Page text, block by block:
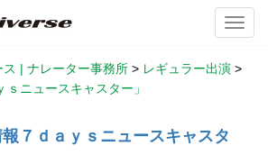
| ナレーター事務所 > レギュラー出演 >
ニュースキャスター」
７ｄａｙｓニュースキャスタ